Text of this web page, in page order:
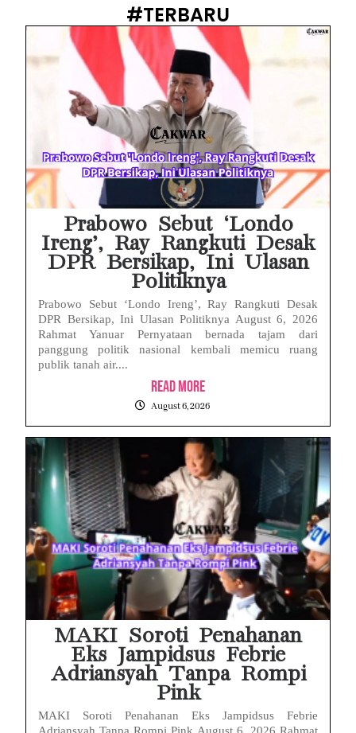
Baterai Apple Watch Cepat Boros? Ini Penyebab dan Cara Mengatasinya
HP Huawei Cepat Panas? Ini Penyebab Utama dan Cara Mengatasinya
HP Realme Kena Air Tidak Bisa Dicas? Jangan Langsung Charge, Ini Solusinya
Eks Jampidsus Febrie Adriansyah Tersangka Korupsi Asabri Tapi Masih Terima Gaji: Mengapa Begitu?
#TERBARU
Prabowo Sebut ‘Londo
Ireng’, Ray Rangkuti Desak
DPR Bersikap, Ini Ulasan
Politiknya
Prabowo Sebut ‘Londo Ireng’, Ray Rangkuti Desak
DPR Bersikap, Ini Ulasan Politiknya August 6, 2026
Rahmat Yanuar Pernyataan bernada tajam dari
panggung politik nasional kembali memicu ruang
publik tanah air....
Read More
August 6, 2026
MAKI Soroti Penahanan
Eks Jampidsus Febrie
Adriansyah Tanpa Rompi
Pink
MAKI Soroti Penahanan Eks Jampidsus Febrie
Adriansyah Tanpa Rompi Pink August 6, 2026 Rahmat